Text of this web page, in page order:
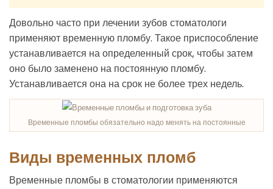
Довольно часто при лечении зубов стоматологи
применяют временную пломбу. Такое приспособление
устанавливается на определенный срок, чтобы затем
оно было заменено на постоянную пломбу.
Устанавливается она на срок не более трех недель.
Временные пломбы обязательно надо менять на постоянные
Виды временных пломб
Временные пломбы в стоматологии применяются